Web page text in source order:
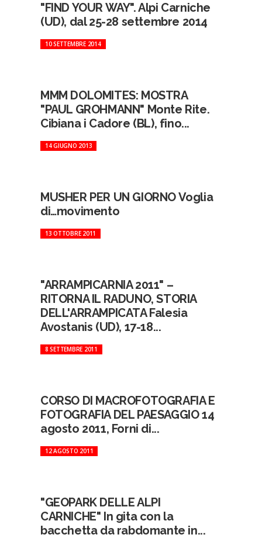
"FIND YOUR WAY". Alpi Carniche
(UD), dal 25-28 settembre 2014
10 SETTEMBRE 2014
MMM DOLOMITES: MOSTRA
"PAUL GROHMANN" Monte Rite.
Cibiana i Cadore (BL), fino...
14 GIUGNO 2013
MUSHER PER UN GIORNO Voglia
di…movimento
13 OTTOBRE 2011
"ARRAMPICARNIA 2011" –
RITORNA IL RADUNO, STORIA
DELL'ARRAMPICATA Falesia
Avostanis (UD), 17-18...
8 SETTEMBRE 2011
CORSO DI MACROFOTOGRAFIA E
FOTOGRAFIA DEL PAESAGGIO 14
agosto 2011, Forni di...
12 AGOSTO 2011
"GEOPARK DELLE ALPI
CARNICHE" In gita con la
bacchetta da rabdomante in...